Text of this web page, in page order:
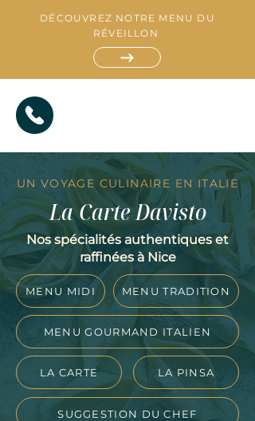
DÉCOUVREZ NOTRE MENU DU
RÉVEILLON
R
E
STAURANTI
UN VOYAGE CULINAIRE EN ITALIE
La Carte Davisto
Nos spécialités authentiques et
raffinées à Nice
MENU MIDI MENU TRADITION
MENU GOURMAND ITALIEN
LA CARTE LA PINSA
SUGGESTION DU CHEF